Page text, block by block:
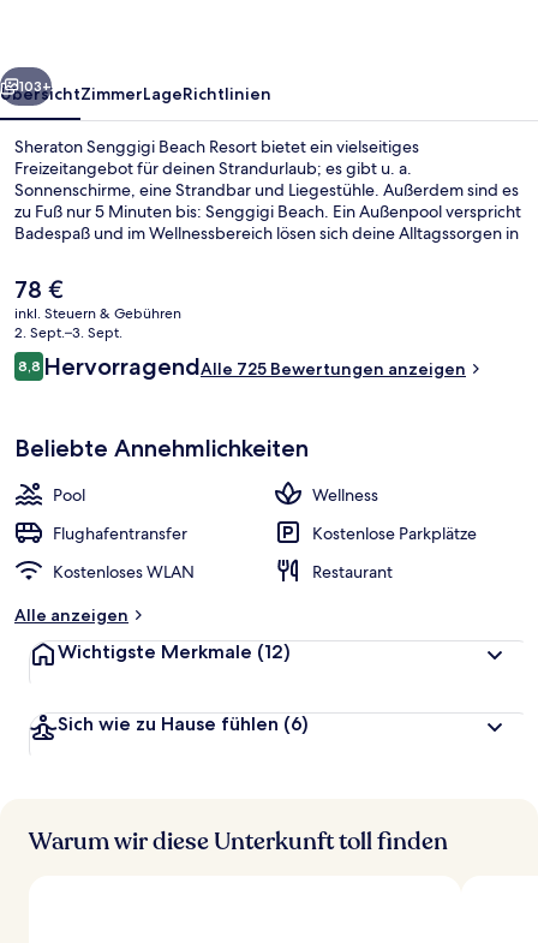
Weiter
103+
ÜbersichtZimmerLageRichtlinien
Sheraton Senggigi Beach Resort bietet ein vielseitiges
Freizeitangebot für deinen Strandurlaub; es gibt u. a.
Sonnenschirme, eine Strandbar und Liegestühle. Außerdem sind es
zu Fuß nur 5 Minuten bis: Senggigi Beach. Ein Außenpool verspricht
Badespaß und im Wellnessbereich lösen sich deine Alltagssorgen in
Ganzkörperwickel und Gesichtsbehandlungen. Kebun Anggrek
Restaurant, eins von 2 Restaurants, serviert internationale Küche
und ist zum Frühstück geöffnet. Als weitere Highlights bietet dieses
Resort im luxuriösen Stil 2 Bars/Lounges, eine Poolbar und einen
rund um die Uhr geöffneten Fitnessbereich. Andere Reisende
haben viel Gutes über das hilfsbereite Personal zu berichten.
Der
aktuelle
Preis
beträgt
78 €.
78 €
inkl. Steuern & Gebühren
2. Sept.–3. Sept.
Bewertungen
8,88,8 von 10.
HervorragendAlle 725 Bewertungen anzeigen
Beliebte Annehmlichkeiten
Pool
Wellness
Flughafentransfer
Kostenlose Parkplätze
Kostenloses WLAN
Restaurant
Alle anzeigen
Wichtigste Merkmale (12)
Sich wie zu Hause fühlen (6)
Warum wir diese Unterkunft toll finden